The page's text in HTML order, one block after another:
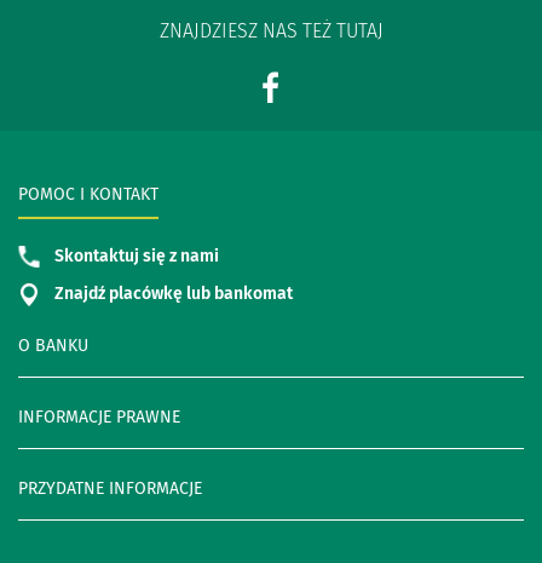
ZNAJDZIESZ NAS TEŻ TUTAJ
O BANKU
INFORMACJE PRAWNE
PRZYDATNE INFORMACJE
POMOC I KONTAKT
Skontaktuj się z nami
Znajdź placówkę lub bankomat